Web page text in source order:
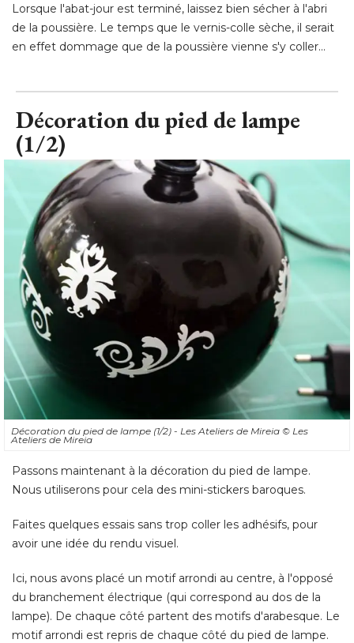
Lorsque l'abat-jour est terminé, laissez bien sécher à l'abri
de la poussière. Le temps que le vernis-colle sèche, il serait
en effet dommage que de la poussière vienne s'y coller...
Décoration du pied de lampe
(1/2)
Décoration du pied de lampe (1/2) - Les Ateliers de Mireia © Les
Ateliers de Mireia
Passons maintenant à la décoration du pied de lampe.
Nous utiliserons pour cela des mini-stickers baroques.
Faites quelques essais sans trop coller les adhésifs, pour
avoir une idée du rendu visuel.
Ici, nous avons placé un motif arrondi au centre, à l'opposé
du branchement électrique (qui correspond au dos de la
lampe). De chaque côté partent des motifs d'arabesque. Le
motif arrondi est repris de chaque côté du pied de lampe.